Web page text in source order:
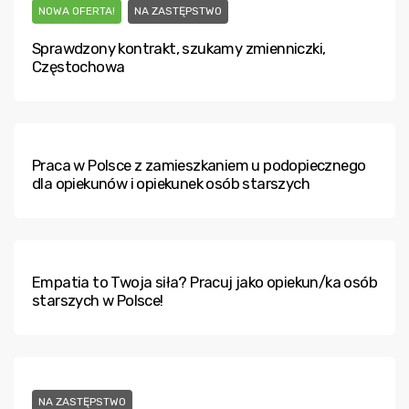
NOWA OFERTA! NA ZASTĘPSTWO
Sprawdzony kontrakt, szukamy zmienniczki,
Częstochowa
Praca w Polsce z zamieszkaniem u podopiecznego
dla opiekunów i opiekunek osób starszych
Empatia to Twoja siła? Pracuj jako opiekun/ka osób
starszych w Polsce!
NA ZASTĘPSTWO